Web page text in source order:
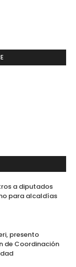
a diputados
para alcaldías
presento
de Coordinación